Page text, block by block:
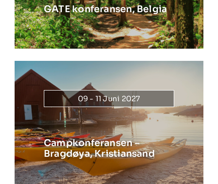
GATE konferansen, Belgia
09 - 11 Juni 2027
Campkonferansen –
Bragdøya, Kristiansand